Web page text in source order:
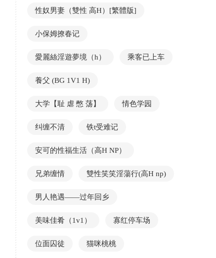
性奴男妻（雙性 高H）[繁體版]
小保姆撩春记
愛麗絲淫遊夢境（h） 乘客已上车
養父 (BG 1V1 H)
大学【耻 虐 憋 荡】 情色学园
纠缠不清 铁t受难记
安可的性福生活（高H NP）
兄弟缠情 雙性笑笑淫蕩行(高H np)
男人艳遇——过年回乡
美味佳肴（1v1） 寡红停车场
位面囚徒 猫咪桃桃